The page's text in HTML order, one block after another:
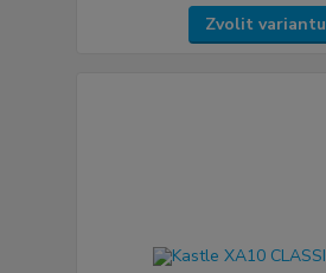
Zvolit variantu